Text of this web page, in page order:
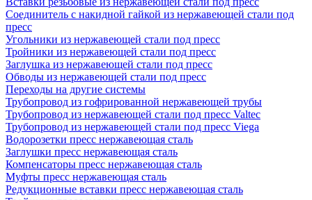
Соединитель с накидной гайкой из нержавеющей стали под
пресс
Угольники из нержавеющей стали под пресс
Тройники из нержавеющей стали под пресс
Заглушка из нержавеющей стали под пресс
Обводы из нержавеющей стали под пресс
Переходы на другие системы
Трубопровод из гофрированной нержавеющей трубы
Трубопровод из нержавеющей стали под пресс Valtec
Трубопровод из нержавеющей стали под пресс Viega
Водорозетки пресс нержавеющая сталь
Заглушки пресс нержавеющая сталь
Компенсаторы пресс нержавеющая сталь
Муфты пресс нержавеющая сталь
Редукционные вставки пресс нержавеющая сталь